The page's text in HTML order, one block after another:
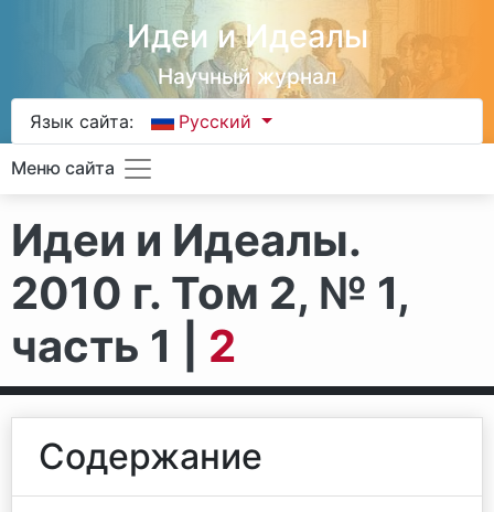
Идеи и Идеалы
Научный журнал
Язык сайта: Русский
Меню сайта
Идеи и Идеалы.
2010 г. Том 2, № 1,
часть 1 | 2
Содержание